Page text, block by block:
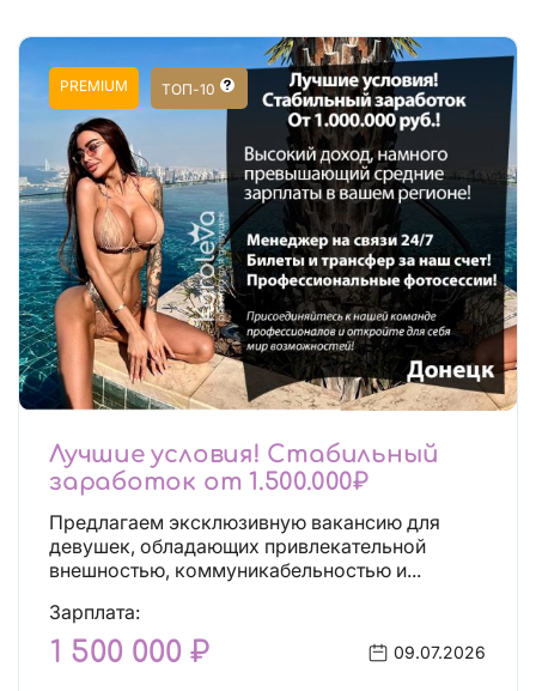
PREMIUM ТОП-10
Лучшие условия! Стабильный
заработок от 1.500.000₽
Предлагаем эксклюзивную вакансию для
девушек, обладающих привлекательной
внешностью, коммуникабельностью и...
Зарплата:
1 500 000 ₽ 09.07.2026